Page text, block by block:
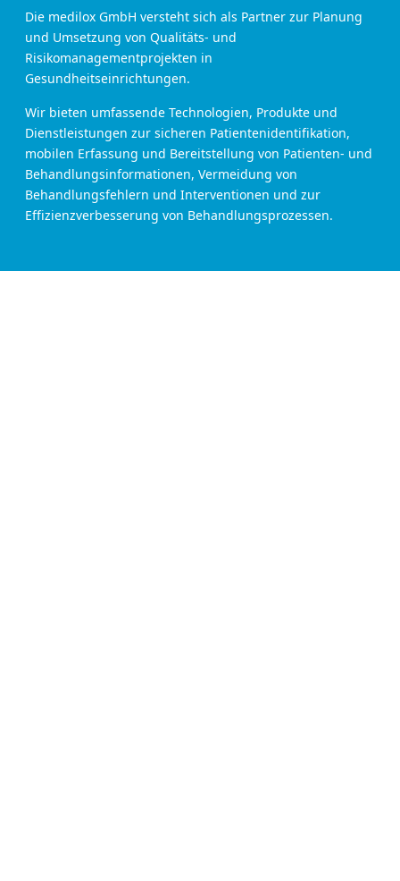
Die medilox GmbH versteht sich als Partner zur Planung
und Umsetzung von Qualitäts- und
Risikomanagementprojekten in
Gesundheitseinrichtungen.
Wir bieten umfassende Technologien, Produkte und
Dienstleistungen zur sicheren Patientenidentifikation,
mobilen Erfassung und Bereitstellung von Patienten- und
Behandlungsinformationen, Vermeidung von
Behandlungsfehlern und Interventionen und zur
Effizienzverbesserung von Behandlungsprozessen.